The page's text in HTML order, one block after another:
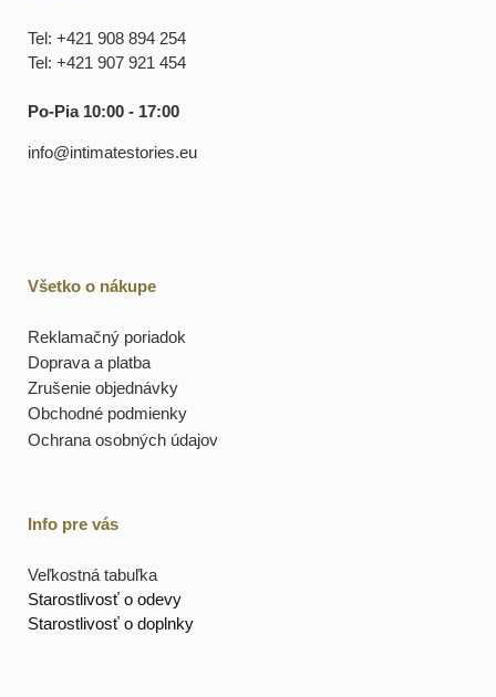
Tel: +421 908 894 254
Tel: +421 907 921 454
Po-Pia 10:00 - 17:00
info@intimatestories.eu
Všetko o nákupe
Reklamačný poriadok
Doprava a platba
Zrušenie objednávky
Obchodné podmienky
Ochrana osobných údajov
Info pre vás
Veľkostná tabuľka
Starostlivosť o odevy
Starostlivosť o doplnky